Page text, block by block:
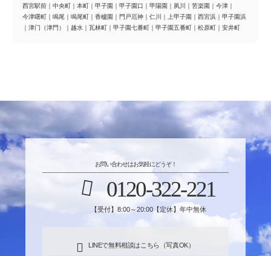
西宮駅前 ｜ 中央町 ｜ 本町 ｜ 甲子園 ｜ 甲子園口 ｜ 甲陽園 ｜ 夙川 ｜ 苦楽園 ｜ 今津 ｜
今津曙町 ｜ 鳴尾 ｜ 鳴尾町 ｜ 香櫨園 ｜ 門戸厄神 ｜ 仁川 ｜ 上甲子園 ｜ 西宮浜 ｜ 甲子園浜
｜ 津门（津門） ｜ 越水 ｜ 瓦林町 ｜ 甲子園七番町 ｜ 甲子園五番町 ｜ 松原町 ｜ 安井町
お問い合わせはお気軽にどうぞ！
0120-322-221
【受付】8:00～20:00【定休】年中無休
LINEで無料相談はこちら（写真OK）